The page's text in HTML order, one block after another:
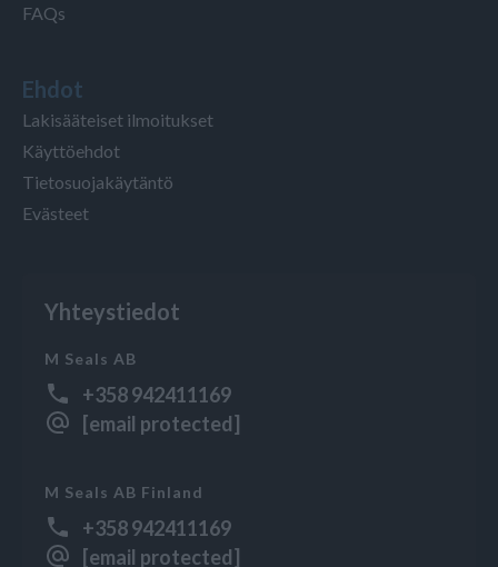
FAQs
Ehdot
Lakisääteiset ilmoitukset
Käyttöehdot
Tietosuojakäytäntö
Evästeet
Yhteystiedot
M Seals AB
+358 942411169
[email protected]
M Seals AB Finland
+358 942411169
[email protected]